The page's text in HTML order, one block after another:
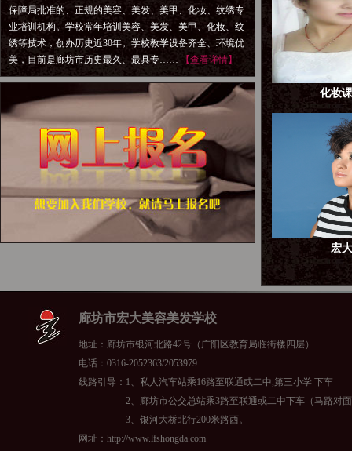
保障局批准的、正规的美容、美发、美甲、化妆、纹绣专
业培训机构。学校常年培训美容、美发、美甲、化妆、纹
绣等技术，创办历史近30年。学校教学设备齐全、环境优
美，目前是廊坊市历史最久、最具专……
【查看详情】
化妆
宏
廊坊市宏大美容美发学校
地址：廊坊市银河北路42号（广阳区教育局临街楼四层）
电话：0316-2052363/2053979
线路引导：1、私人汽车站乘16路至联通或二中,第三小学 下车
2、廊坊市公交总站乘3路至联通或二中下车（马路对面
3、银河大桥北行200米路西。
网址：http://www.lfshongda.com